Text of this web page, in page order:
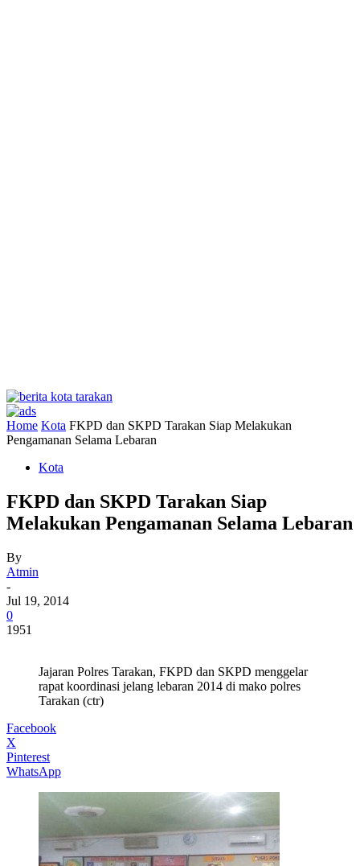
Home Kota FKPD dan SKPD Tarakan Siap Melakukan
Pengamanan Selama Lebaran
Kota
FKPD dan SKPD Tarakan Siap
Melakukan Pengamanan Selama Lebaran
By
Atmin
-
Jul 19, 2014
0
1951
Jajaran Polres Tarakan, FKPD dan SKPD menggelar
rapat koordinasi jelang lebaran 2014 di mako polres
Tarakan (ctr)
Facebook
X
Pinterest
WhatsApp